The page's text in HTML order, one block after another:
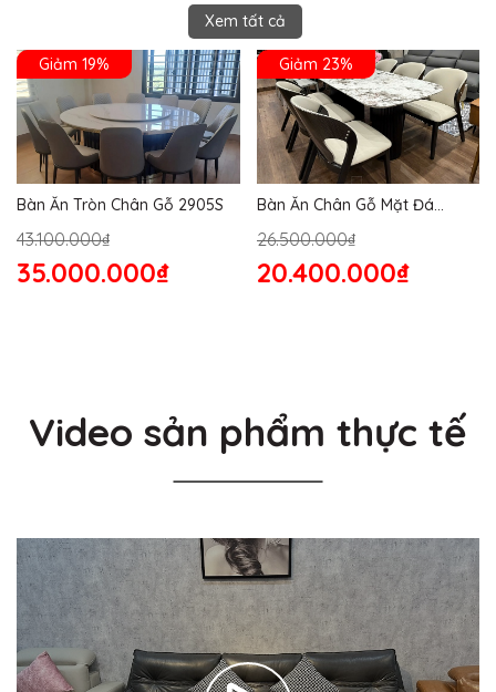
Xem tất cả
Giảm 19%
Bàn Ăn Tròn Chân Gỗ 2905S
43.100.000₫
35.000.000₫
Giảm 23%
Bàn Ăn Chân Gỗ Mặt Đá
26.500.000₫
20.400.000₫
Video sản phẩm thực tế